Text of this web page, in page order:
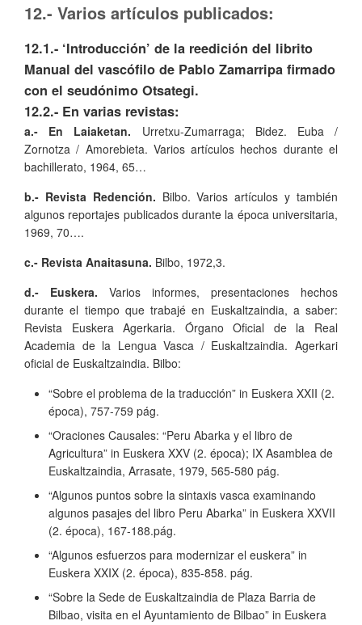
12.- Varios artículos publicados:
12.1.- ‘Introducción’ de la reedición del librito
Manual del vascófilo de Pablo Zamarripa firmado
con el seudónimo Otsategi.
12.2.- En varias revistas:
a.- En Laiaketan. Urretxu-Zumarraga; Bidez. Euba /
Zornotza / Amorebieta. Varios artículos hechos durante el
bachillerato, 1964, 65…
b.- Revista Redención. Bilbo. Varios artículos y también
algunos reportajes publicados durante la época universitaria,
1969, 70….
c.- Revista Anaitasuna. Bilbo, 1972,3.
d.- Euskera. Varios informes, presentaciones hechos
durante el tiempo que trabajé en Euskaltzaindia, a saber:
Revista Euskera Agerkaria. Órgano Oficial de la Real
Academia de la Lengua Vasca / Euskaltzaindia. Agerkari
oficial de Euskaltzaindia. Bilbo:
“Sobre el problema de la traducción” in Euskera XXII (2.
época), 757-759 pág.
“Oraciones Causales: “Peru Abarka y el libro de
Agricultura” in Euskera XXV (2. época); IX Asamblea de
Euskaltzaindia, Arrasate, 1979, 565-580 pág.
“Algunos puntos sobre la sintaxis vasca examinando
algunos pasajes del libro Peru Abarka” in Euskera XXVII
(2. época), 167-188.pág.
“Algunos esfuerzos para modernizar el euskera” in
Euskera XXIX (2. época), 835-858. pág.
“Sobre la Sede de Euskaltzaindia de Plaza Barria de
Bilbao, visita en el Ayuntamiento de Bilbao” in Euskera